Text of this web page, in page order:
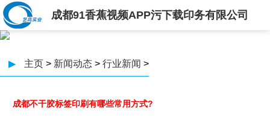
成都91香蕉视频APP污下载印务有限公司
▶ 主页 > 新闻动态 > 行业新闻 >
成都不干胶标签印刷有哪些常用方式?